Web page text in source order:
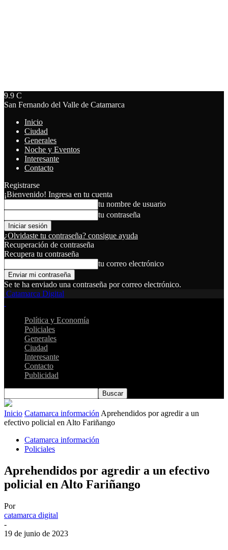
9.9 C
San Fernando del Valle de Catamarca
Inicio
Ciudad
Generales
Noche y Eventos
Interesante
Contacto
Registrarse
¡Bienvenido! Ingresa en tu cuenta
tu nombre de usuario
tu contraseña
¿Olvidaste tu contraseña? consigue ayuda
Recuperación de contraseña
Recupera tu contraseña
tu correo electrónico
Se te ha enviado una contraseña por correo electrónico.
Catamarca Digital
Política y Economía
Policiales
Generales
Ciudad
Interesante
Contacto
Publicidad
Inicio Catamarca información Aprehendidos por agredir a un
efectivo policial en Alto Fariñango
Catamarca información
Policiales
Aprehendidos por agredir a un efectivo
policial en Alto Fariñango
Por
catamarca digital
-
19 de junio de 2023